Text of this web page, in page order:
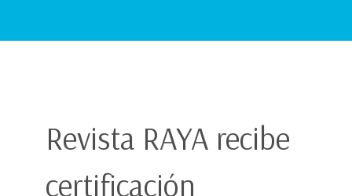
Revista RAYA recibe
certificación